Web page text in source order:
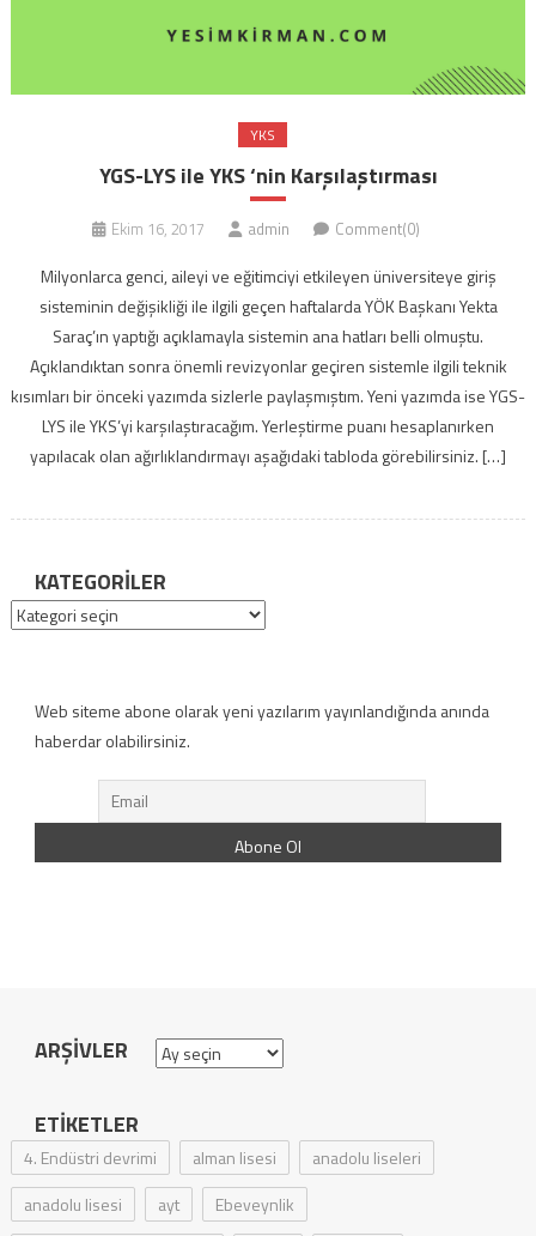
YKS
YGS-LYS ile YKS ‘nin Karşılaştırması
Ekim 16, 2017 admin Comment(0)
Milyonlarca genci, aileyi ve eğitimciyi etkileyen üniversiteye giriş
sisteminin değişikliği ile ilgili geçen haftalarda YÖK Başkanı Yekta
Saraç’ın yaptığı açıklamayla sistemin ana hatları belli olmuştu.
Açıklandıktan sonra önemli revizyonlar geçiren sistemle ilgili teknik
kısımları bir önceki yazımda sizlerle paylaşmıştım. Yeni yazımda ise YGS-
LYS ile YKS’yi karşılaştıracağım. Yerleştirme puanı hesaplanırken
yapılacak olan ağırlıklandırmayı aşağıdaki tabloda görebilirsiniz. […]
KATEGORILER
Kategoriler
Web siteme abone olarak yeni yazılarım yayınlandığında anında
haberdar olabilirsiniz.
ARŞIVLER Arşivler
ETIKETLER
4. Endüstri devrimi alman lisesi
anadolu liseleri
anadolu lisesi
ayt
Ebeveynlik